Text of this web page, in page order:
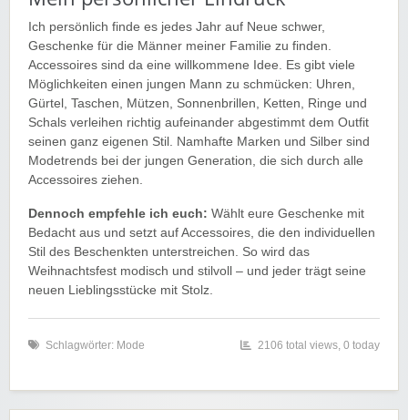
Ich persönlich finde es jedes Jahr auf Neue schwer,
Geschenke für die Männer meiner Familie zu finden.
Accessoires sind da eine willkommene Idee. Es gibt viele
Möglichkeiten einen jungen Mann zu schmücken: Uhren,
Gürtel, Taschen, Mützen, Sonnenbrillen, Ketten, Ringe und
Schals verleihen richtig aufeinander abgestimmt dem Outfit
seinen ganz eigenen Stil. Namhafte Marken und Silber sind
Modetrends bei der jungen Generation, die sich durch alle
Accessoires ziehen.
Dennoch empfehle ich euch: Wählt eure Geschenke mit
Bedacht aus und setzt auf Accessoires, die den individuellen
Stil des Beschenkten unterstreichen. So wird das
Weihnachtsfest modisch und stilvoll – und jeder trägt seine
neuen Lieblingsstücke mit Stolz.
Schlagwörter: Mode 2106 total views, 0 today